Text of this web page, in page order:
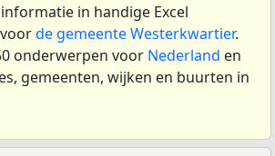
in handige Excel
de gemeente Westerkwartier.
onderwerpen voor Nederland en
gemeenten, wijken en buurten in